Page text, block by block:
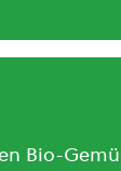
Bio-